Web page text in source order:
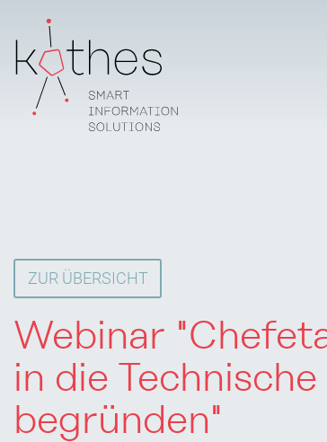
ZUR ÜBERSICHT
Webinar
in die
begründen"